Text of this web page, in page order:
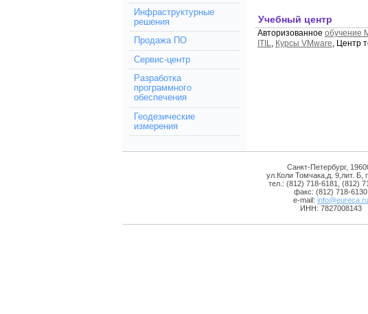
Инфраструктурные
решения
Продажа ПО
Сервис-центр
Разработка
программного
обеспечения
Геодезические
измерения
Учебный центр
Авторизованное обучение
ITIL
Курсы VMware , Центр
Санкт-Петербург,
ул.Коли Томчака,д. 9,лит. Б,
тел.: (812) 718-6181, (812)
факс: (812) 718-6130
e-mail: info@eureca.ru
ИНН: 7827008143